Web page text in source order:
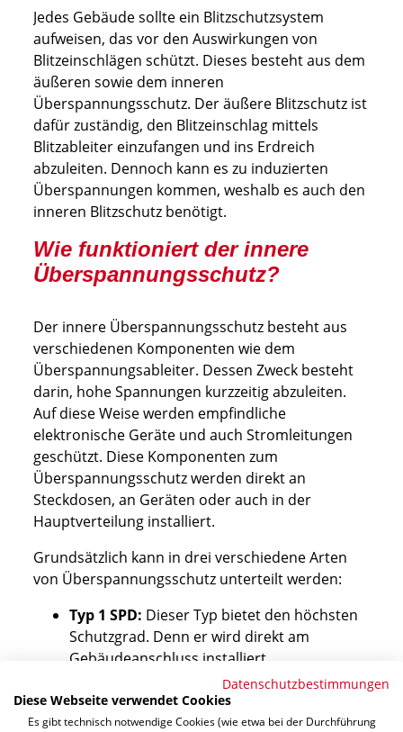
Jedes Gebäude sollte ein Blitzschutzsystem
aufweisen, das vor den Auswirkungen von
Blitzeinschlägen schützt. Dieses besteht aus dem
äußeren sowie dem inneren
Überspannungsschutz. Der äußere Blitzschutz ist
dafür zuständig, den Blitzeinschlag mittels
Blitzableiter einzufangen und ins Erdreich
abzuleiten. Dennoch kann es zu induzierten
Überspannungen kommen, weshalb es auch den
inneren Blitzschutz benötigt.
Wie funktioniert der innere
Überspannungsschutz?
Der innere Überspannungsschutz besteht aus
verschiedenen Komponenten wie dem
Überspannungsableiter. Dessen Zweck besteht
darin, hohe Spannungen kurzzeitig abzuleiten.
Auf diese Weise werden empfindliche
elektronische Geräte und auch Stromleitungen
geschützt. Diese Komponenten zum
Überspannungsschutz werden direkt an
Steckdosen, an Geräten oder auch in der
Hauptverteilung installiert.
Grundsätzlich kann in drei verschiedene Arten
von Überspannungsschutz unterteilt werden:
Typ 1 SPD: Dieser Typ bietet den höchsten
Schutzgrad. Denn er wird direkt am
Gebäudeanschluss installiert.
Durch sie wird die elektrische
Anlage geschützt, indem sie an
Unterverteilungen integriert werden.
Datenschutzbestimmungen
Diese Webseite verwendet Cookies
Es gibt technisch notwendige Cookies (wie etwa bei der Durchführung